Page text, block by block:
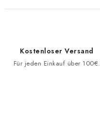
Kostenloser Versand
Für jeden Einkauf über 100€.